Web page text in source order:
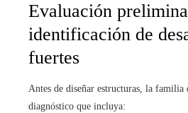
Evaluación
identificación de
fuertes
Antes de diseñar estructuras, la familia
diagnóstico que incluya: